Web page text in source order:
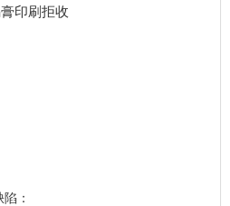
印刷拒收
：